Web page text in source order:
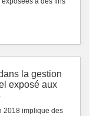
la gestion
exposé aux
2018 implique des